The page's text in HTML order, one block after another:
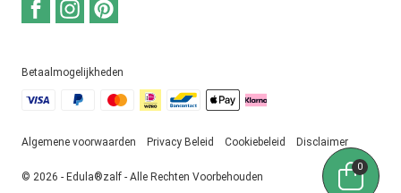
Betaalmogelijkheden
© 2026 - Edula®zalf - Alle Rechten Voorbehouden
Algemene voorwaarden Privacy Beleid Cookiebeleid Disclaimer
0